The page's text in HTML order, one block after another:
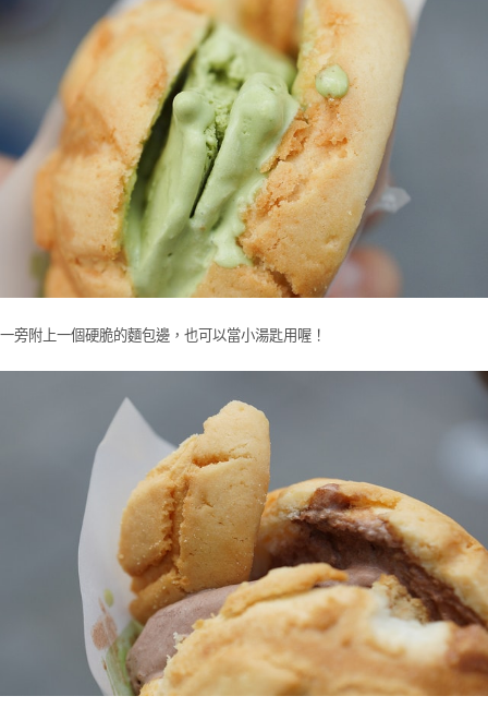
一旁附上一個硬脆的麵包邊，也可以當小湯匙用喔！